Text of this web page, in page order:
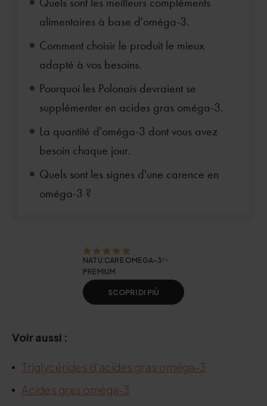
alimentaires à base d'oméga-3.
Comment choisir le produit le mieux
adapté à vos besoins.
Pourquoi les Polonais devraient se
supplémenter en acides gras oméga-3.
La quantité d'oméga-3 dont vous avez
besoin chaque jour.
Quels sont les signes d'une carence en
oméga-3 ?
NATU.CARE OMEGA-3ᵀᴳ
PREMIUM
SCOPRI DI PIÙ
Voir aussi :
Triglycérides d'acides gras oméga-3
Acides gras oméga-3